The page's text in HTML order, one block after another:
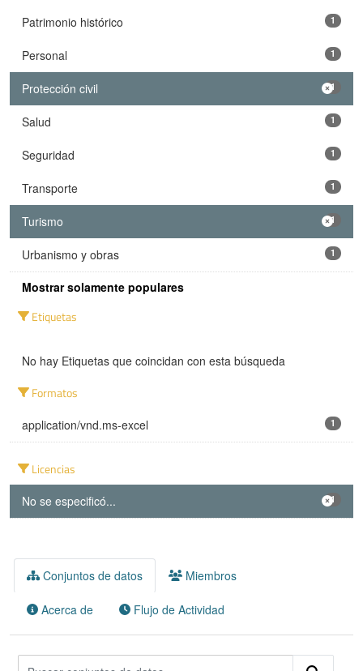
Patrimonio histórico 1
Personal 1
Protección civil 1
Salud 1
Seguridad 1
Transporte 1
Turismo 1
Urbanismo y obras 1
Mostrar solamente populares
Etiquetas
No hay Etiquetas que coincidan con esta búsqueda
Formatos
application/vnd.ms-excel 1
Licencias
No se especificó... 1
Conjuntos de datos Miembros
Acerca de Flujo de Actividad